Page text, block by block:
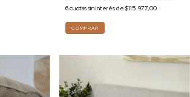
6cuotas sin interés de $115.977,00
COMPRAR